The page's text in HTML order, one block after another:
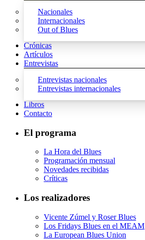
Nacionales
Internacionales
Out of Blues
Crónicas
Artículos
Entrevistas
Entrevistas nacionales
Entrevistas internacionales
Libros
Contacto
El programa
La Hora del Blues
Programación mensual
Novedades recibidas
Críticas
Los realizadores
Vicente Zúmel y Roser Blues
Los Fridays Blues en el MEAM
La European Blues Union